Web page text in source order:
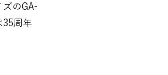
のGA-
35周年